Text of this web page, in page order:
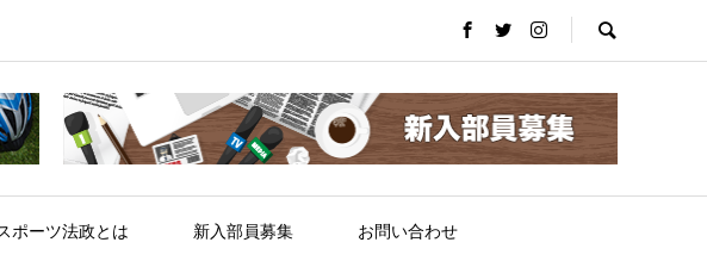
ポーツ法政とは 新入部員募集 お問い合わせ